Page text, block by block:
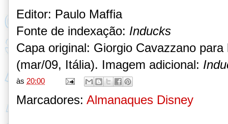
Editor: Paulo Maffia
Fonte de indexação: Inducks
Capa original: Giorgio Cavazzano para
(mar/09, Itália). Imagem adicional:
às 20:00
Marcadores: Almanaques Disney